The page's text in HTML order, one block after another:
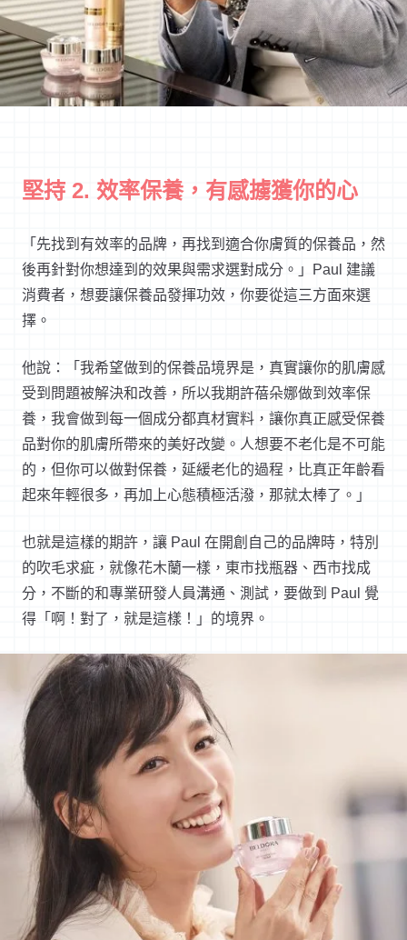
堅持 2. 效率保養，有感擄獲你的心
「先找到有效率的品牌，再找到適合你膚質的保養品，然
後再針對你想達到的效果與需求選對成分。」Paul 建議
消費者，想要讓保養品發揮功效，你要從這三方面來選
擇。
他說：「我希望做到的保養品境界是，真實讓你的肌膚感
受到問題被解決和改善，所以我期許蓓朵娜做到效率保
養，我會做到每一個成分都真材實料，讓你真正感受保養
品對你的肌膚所帶來的美好改變。人想要不老化是不可能
的，但你可以做對保養，延緩老化的過程，比真正年齡看
起來年輕很多，再加上心態積極活潑，那就太棒了。」
也就是這樣的期許，讓 Paul 在開創自己的品牌時，特別
的吹毛求疵，就像花木蘭一樣，東市找瓶器、西市找成
分，不斷的和專業研發人員溝通、測試，要做到 Paul 覺
得「啊！對了，就是這樣！」的境界。